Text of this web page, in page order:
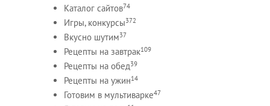
Каталог сайтов74
Игры, конкурсы372
Вкусно шутим37
Рецепты на завтрак109
Рецепты на обед39
Рецепты на ужин14
Готовим в мультиварке47